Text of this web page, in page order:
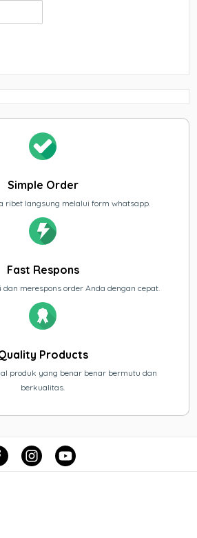
Simple Order
ribet langsung melalui form whatsapp.
Fast Respons
merespons order Anda dengan cepat.
Products
produk yang benar benar bermutu dan
berkualitas.